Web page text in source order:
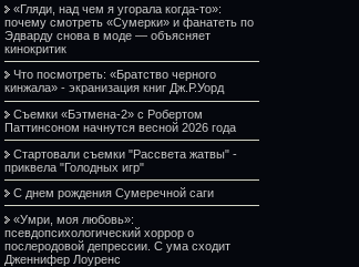
«Гляди, над чем я угорала когда-то»:
почему смотреть «Сумерки» и фанатеть по
Эдварду снова в моде — объясняет
кинокритик
Что посмотреть: «Братство черного
кинжала» - экранизация книг Дж.Р.Уорд
Съемки «Бэтмена-2» с Робертом
Паттинсоном начнутся весной 2026 года
Стартовали съемки "Рассвета жатвы" -
приквела "Голодных игр"
С днем рождения Сумеречной саги
«Умри, моя любовь»:
псевдопсихологический хоррор о
послеродовой депрессии. С ума сходит
Дженнифер Лоуренс